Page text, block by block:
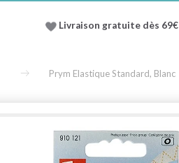
Livraison gratuite dès 69€
Prym Elastique Standard, Blanc